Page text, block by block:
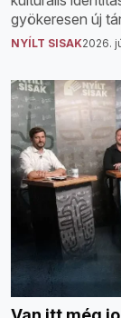
gyökeresen új
NYÍLT SISAK2026.